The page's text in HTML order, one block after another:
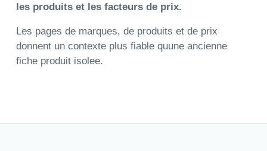
les produits et les facteurs de prix.
Les pages de marques, de produits et de prix
donnent un contexte plus fiable quune ancienne
fiche produit isolee.